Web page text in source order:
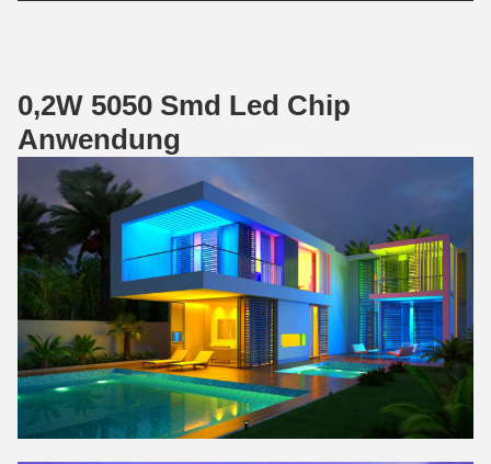
0,2W 5050 Smd Led Chip
Anwendung